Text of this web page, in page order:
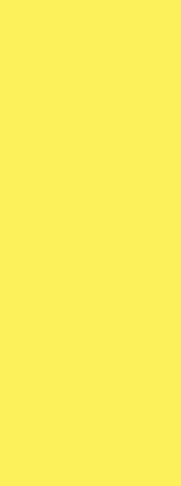
ନୟାଗଡ଼ ଜିଲା ଶ୍ରମ
ଭିଜିଲାନ୍ସ ଜାଲ
ମିଳିଥିବା ସୂଚନା
ତଥା କମ୍ୟୁନିଷ୍ଟ
ହାତୀଙ୍କଠାରୁ
ସେତିକିବେଳେ ସେ
ଗୋଟିଏ ଶ୍ରମ କାର୍ଡ
ଶ୍ରମ ଅଧିକାରୀ